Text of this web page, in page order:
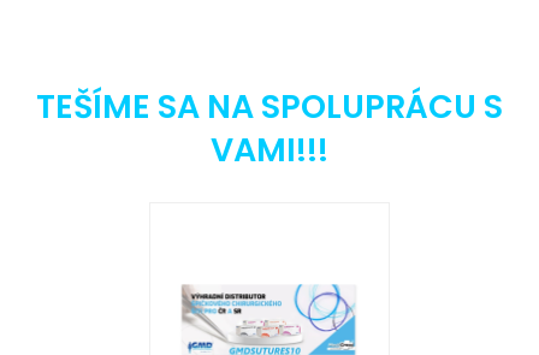
TEŠÍME SA NA SPOLUPRÁCU S
VAMI!!!